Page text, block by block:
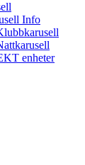
Info
enheter